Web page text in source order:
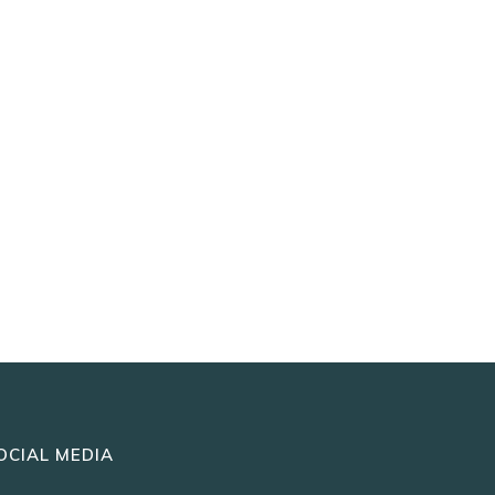
MEDIA